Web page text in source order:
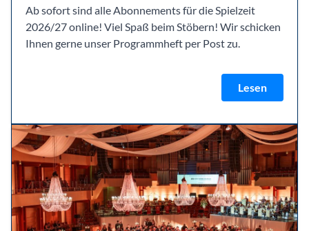
Ab sofort sind alle Abonnements für die Spielzeit
2026/27 online! Viel Spaß beim Stöbern! Wir schicken
Ihnen gerne unser Programmheft per Post zu.
Lesen